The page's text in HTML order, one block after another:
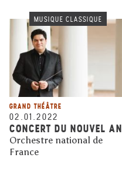
MUSIQUE CLASSIQUE
GRAND THÉÂTRE
02.01.2022
CONCERT DU NOUVEL AN
Orchestre national de
France